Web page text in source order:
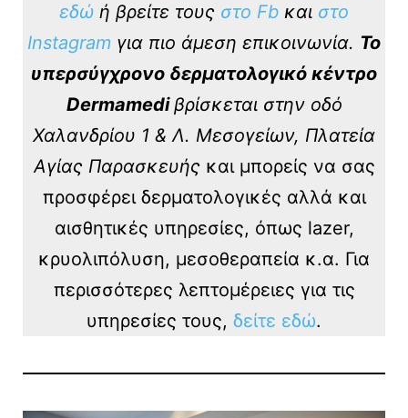
εδώ ή βρείτε τους στο Fb και στο
Instagram για πιο άμεση επικοινωνία. Το
υπερσύγχρονο δερματολογικό κέντρο
Dermamediβρίσκεται στην οδό
Χαλανδρίου 1 & Λ. Μεσογείων, Πλατεία
Αγίας Παρασκευής και μπορείς να σας
προσφέρει δερματολογικές αλλά και
αισθητικές υπηρεσίες, όπως lazer,
κρυολιπόλυση, μεσοθεραπεία κ.α. Για
περισσότερες λεπτομέρειες για τις
υπηρεσίες τους, δείτε εδώ.